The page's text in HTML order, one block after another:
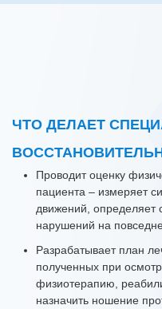
ЧТО ДЕЛАЕТ
Проводит оценку
пациента – измеряет
движений, определяет
нарушений на
Разрабатывает план
полученных при
физиотерапию,
назначить ношение